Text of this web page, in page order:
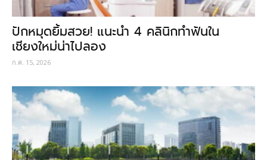
ปักหมุดยิ้มสวย! แนะนำ 4 คลินิกทำฟันใน
เชียงใหม่น่าไปลอง
ก.ค. 15, 2026